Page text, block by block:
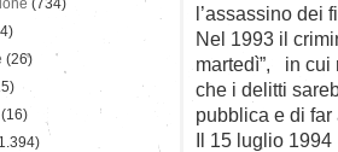
l’assassino dei
Nel 1993 il
martedì”, in cui
che i delitti
pubblica e di
Il 15 luglio
(734)
(26)
(16)